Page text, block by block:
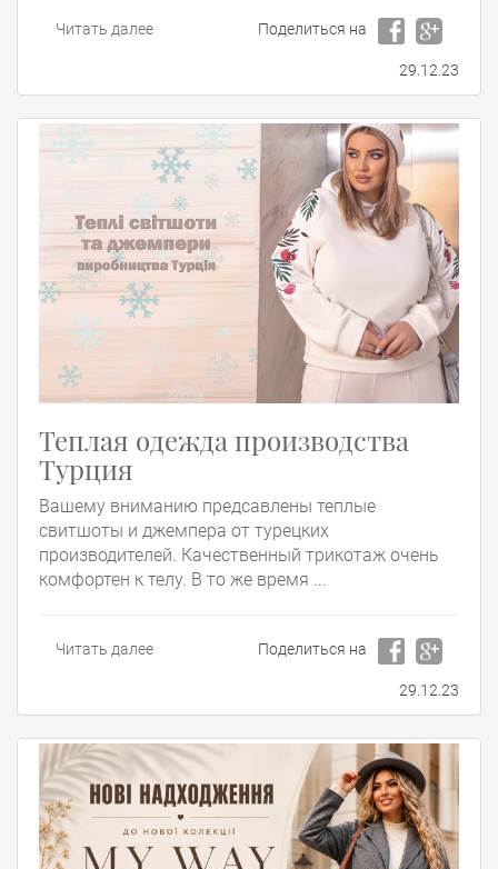
Читать далее Поделиться на
29.12.23
Теплая одежда производства
Турция
Вашему вниманию предсавлены теплые
свитшоты и джемпера от турецких
производителей. Качественный трикотаж очень
комфортен к телу. В то же время ...
Читать далее Поделиться на
29.12.23